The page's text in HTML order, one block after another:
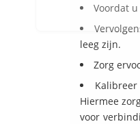
Voordat
leeg zijn.
Zorg
Hiermee
voor